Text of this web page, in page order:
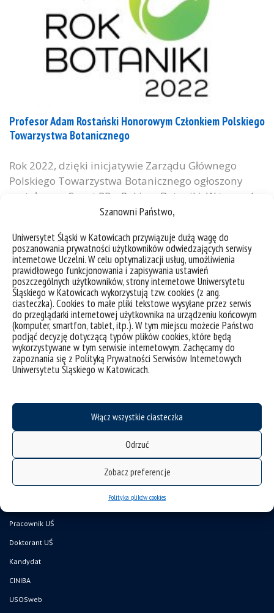
Szanowni Państwo,
Uniwersytet Śląski w Katowicach przywiązuje dużą wagę do
poszanowania prywatności użytkowników odwiedzających serwisy
internetowe Uczelni. W celu optymalizacji usług, umożliwienia
prawidłowego funkcjonowania i zapisywania ustawień
poszczególnych użytkowników, strony internetowe Uniwersytetu
Śląskiego w Katowicach wykorzystują tzw. cookies (z ang.
ciasteczka). Cookies to małe pliki tekstowe wysyłane przez serwis
do przeglądarki internetowej użytkownika na urządzeniu końcowym
(komputer, smartfon, tablet, itp.). W tym miejscu możecie Państwo
podjąć decyzję dotyczącą typów plików cookies, które będą
wykorzystywane w tym serwisie internetowym. Zachęcamy do
zapoznania się z Polityką Prywatności Serwisów Internetowych
Uniwersytetu Śląskiego w Katowicach.
Włącz wszystkie ciasteczka
Odrzuć
Zobacz preferencje
Polityka plików cookies
Profesor Adam Rostański Honorowym Członkiem Polskiego
Towarzystwa Botanicznego
Rok 2022, dzięki inicjatywie Zarządu Głównego
Polskiego Towarzystwa Botanicznego ogłoszony
został przez Senat RP – Rokiem Botaniki. W tym roku
właśnie, 100 lat swojej działalności obchodzi Polskie
1922. W trakcie centralnych obchodów Roku
Botaniki i 100-lecia Polskiego Towarzystwa
Botanicznego (28 czerwca b.r.) w Warszawie nasz
pracownik – prof....
kategorie:aktualności osiągnięcia
wiadomości
tagi :botanika członkostwo honorowe polskie towarzystwo botaniczne
rok botaniki
sukcesy
wyróżnienie
mapa strony
Pracownik UŚ
Doktorant UŚ
Kandydat
CINIBA
USOSweb